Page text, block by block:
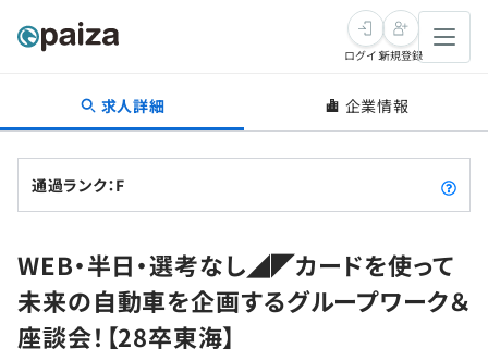
転職・キャリア
転職成功ガイド
転職エージェント
インタビュー
転職成功ガイド
新卒就活
求人検索
本選考
学習
ログイン新規登録
求人詳細 企業情報
通過ランク：F
WEB・半日・選考なし◢◤カードを使って
未来の自動車を企画するグループワーク＆
座談会！【28卒東海】